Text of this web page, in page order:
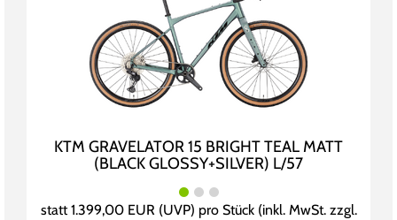
KTM GRAVELATOR 15 BRIGHT TEAL MATT
(BLACK GLOSSY+SILVER) L/57
statt1.399,00 EUR(UVP) pro Stück (inkl. MwSt. zzgl.